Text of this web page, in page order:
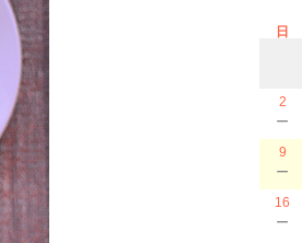
日
2
－
9
－
16
－